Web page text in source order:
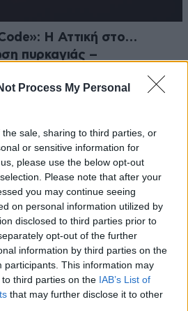
Process My Personal
sale, sharing to third parties, or
or sensitive information for
please use the below opt-out
Please note that after your
you may continue seeing
on personal information utilized by
disclosed to third parties prior to
opt-out of the further
information by third parties on the
participants. This information may
third parties on the IAB’s List of
that may further disclose it to other
Η Αττική στο…
πυρκαγιάς –
και θυελλώδεις άνεμοι
στοGoogle News
όλες τις ειδήσεις